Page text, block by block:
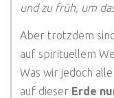
und zu früh, um
Aber trotzdem
auf spirituellem
Was wir jedoch
auf dieser Erde